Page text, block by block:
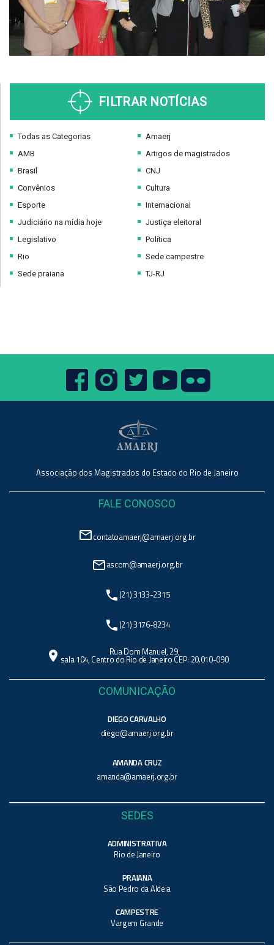
FILTRAR NOTÍCIAS
Todas as Categorias
AMB
Brasil
Convênios
Esporte
Judiciário na mídia hoje
Legislativo
Rio
Sede praiana
Amaerj
Artigos de magistrados
CNJ
Cultura
Internacional
Justiça eleitoral
Política
Sede campestre
TJ-RJ
Associação dos Magistrados do Estado do Rio de Janeiro
FALE CONOSCO
mail_outlinecontatoamaerj@amaerj.org.br
mail_outlineascom@amaerj.org.br
phone (21) 3133-2315
phone (21) 3176-8234
location_on Rua Dom Manuel, 29,
sala 104, Centro do Rio de Janeiro CEP: 20.010-090
COMUNICAÇÃO
DIEGO CARVALHO
diego@amaerj.org.br
AMANDA CRUZ
amanda@amaerj.org.br
SEDES
ADMINISTRATIVA
Rio de Janeiro
PRAIANA
São Pedro da Aldeia
CAMPESTRE
Vargem Grande